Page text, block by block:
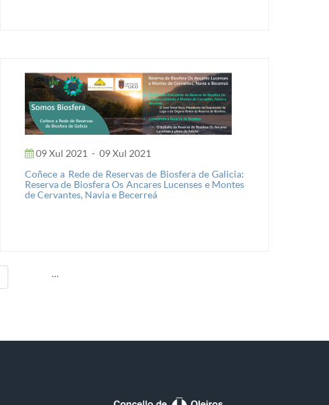
09 Xul 2021 - 09 Xul 2021
Coñece a Rede de Reservas de Biosfera de Galicia:
Reserva de Biosfera Os Ancares Lucenses e Montes
de Cervantes, Navia e Becerreá
…